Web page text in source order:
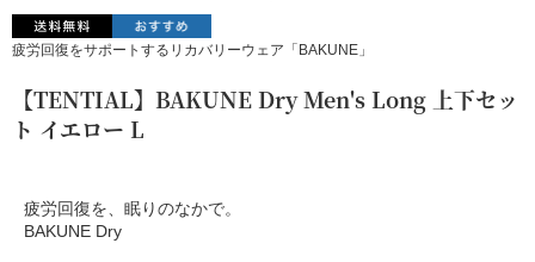
疲労回復をサポートするリカバリーウェア「BAKUNE」
【TENTIAL】BAKUNE Dry Men's Long 上下セッ
ト イエロー L
疲労回復を、眠りのなかで。
BAKUNE Dry